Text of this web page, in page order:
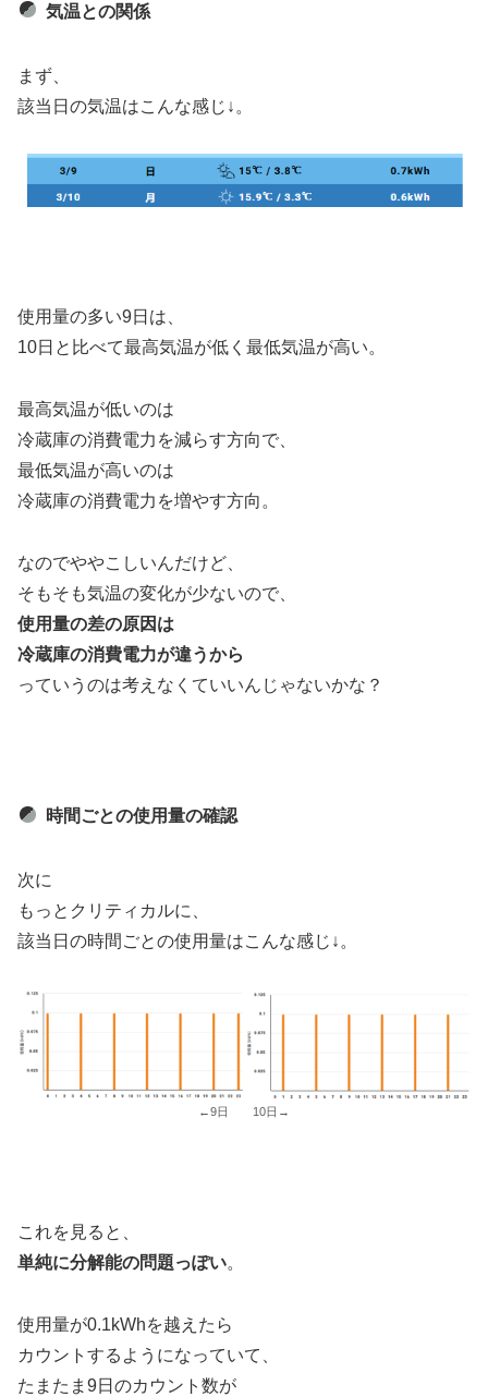
気温との関係
まず、
該当日の気温はこんな感じ↓。
使用量の多い9日は、
10日と比べて最高気温が低く最低気温が高い。
最高気温が低いのは
冷蔵庫の消費電力を減らす方向で、
最低気温が高いのは
冷蔵庫の消費電力を増やす方向。
なのでややこしいんだけど、
そもそも気温の変化が少ないので、
使用量の差の原因は
冷蔵庫の消費電力が違うから
っていうのは考えなくていいんじゃないかな？
時間ごとの使用量の確認
次に
もっとクリティカルに、
該当日の時間ごとの使用量はこんな感じ↓。
←9日 10日→
これを見ると、
単純に分解能の問題っぽい。
使用量が0.1kWhを越えたら
カウントするようになっていて、
たまたま9日のカウント数が